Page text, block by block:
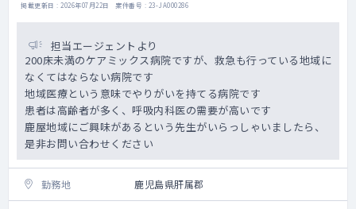
掲載更新日 : 2026年07月22日 案件番号 : 23-JA000286
担当エージェントより
200床未満のケアミックス病院ですが、救急も行っている地域に
なくてはならない病院です
地域医療という意味でやりがいを持てる病院です
患者は高齢者が多く、呼吸内科医の需要が高いです
鹿屋地域にご興味があるという先生がいらっしゃいましたら、
是非お問い合わせください
勤務地 鹿児島県肝属郡